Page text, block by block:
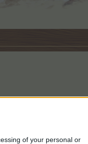
of your personal or